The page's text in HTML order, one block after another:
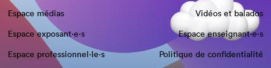
Espace médias
Vidéos et balados
Espace exposant·e⋅s
Espace enseignant·e⋅s
Espace professionnel·le⋅s
Politique de confidentialité